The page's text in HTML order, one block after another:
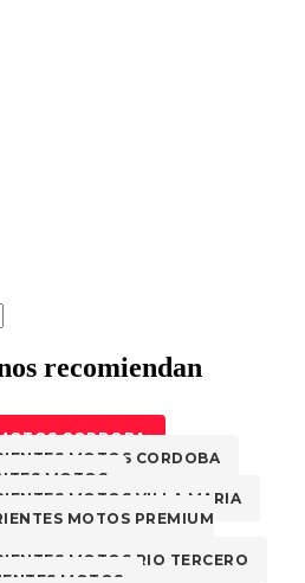
recomiendan
CORDOBA
MOTOS CORDOBA
MOTOS
MOTOS VILLA MARIA
MOTOS PREMIUM
MOTOS RIO TERCERO